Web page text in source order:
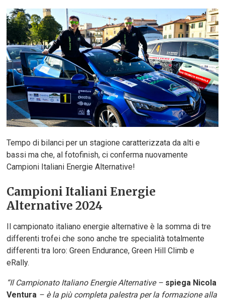
Tempo di bilanci per un stagione caratterizzata da alti e
bassi ma che, al fotofinish, ci conferma nuovamente
Campioni Italiani Energie Alternative!
Campioni Italiani Energie
Alternative 2024
Il campionato italiano energie alternative è la somma di tre
differenti trofei che sono anche tre specialità totalmente
differenti tra loro: Green Endurance, Green Hill Climb e
eRally.
“Il Campionato Italiano Energie Alternative – spiega Nicola
Ventura – è la più completa palestra per la formazione alla